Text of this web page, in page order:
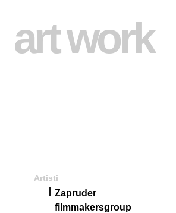
art work
Artisti
Zapruder
filmmakersgroup